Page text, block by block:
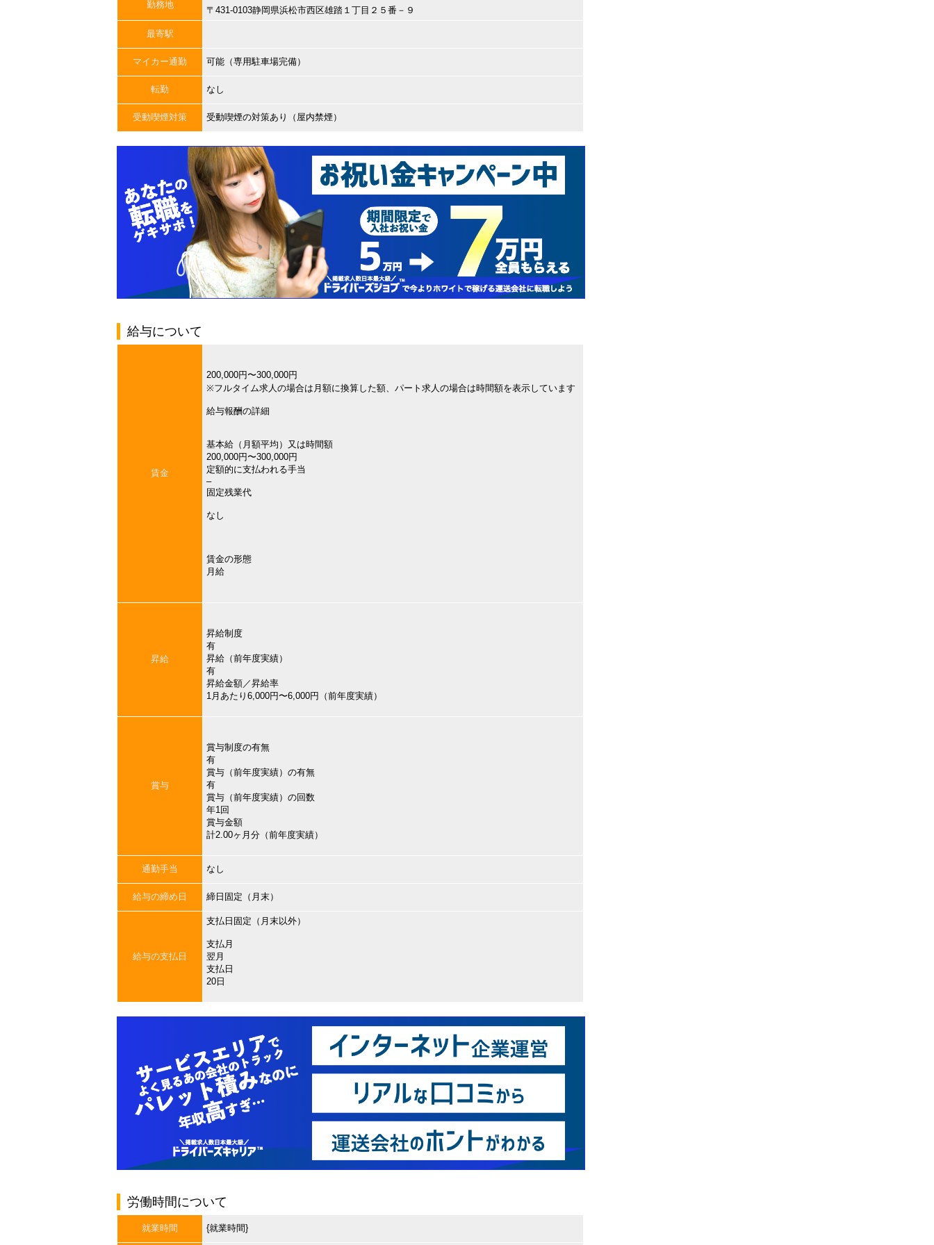
勤務地
〒431-0103静岡県浜松市西区雄踏１丁目２５番－９
最寄駅
マイカー通勤 可能（専用駐車場完備）
転勤 なし
受動喫煙対策 受動喫煙の対策あり（屋内禁煙）
給与について
賃金
200,000円〜300,000円
※フルタイム求人の場合は月額に換算した額、パート求人の場合は時間額を表示しています
給与報酬の詳細
基本給（月額平均）又は時間額
200,000円〜300,000円
定額的に支払われる手当
–
固定残業代
なし
賃金の形態
月給
昇給
昇給制度
有
昇給（前年度実績）
有
昇給金額／昇給率
1月あたり6,000円〜6,000円（前年度実績）
賞与
賞与制度の有無
有
賞与（前年度実績）の有無
有
賞与（前年度実績）の回数
年1回
賞与金額
計2.00ヶ月分（前年度実績）
通勤手当 なし
給与の締め日 締日固定（月末）
給与の支払日
支払日固定（月末以外）
支払月
翌月
支払日
20日
労働時間について
就業時間 {就業時間}